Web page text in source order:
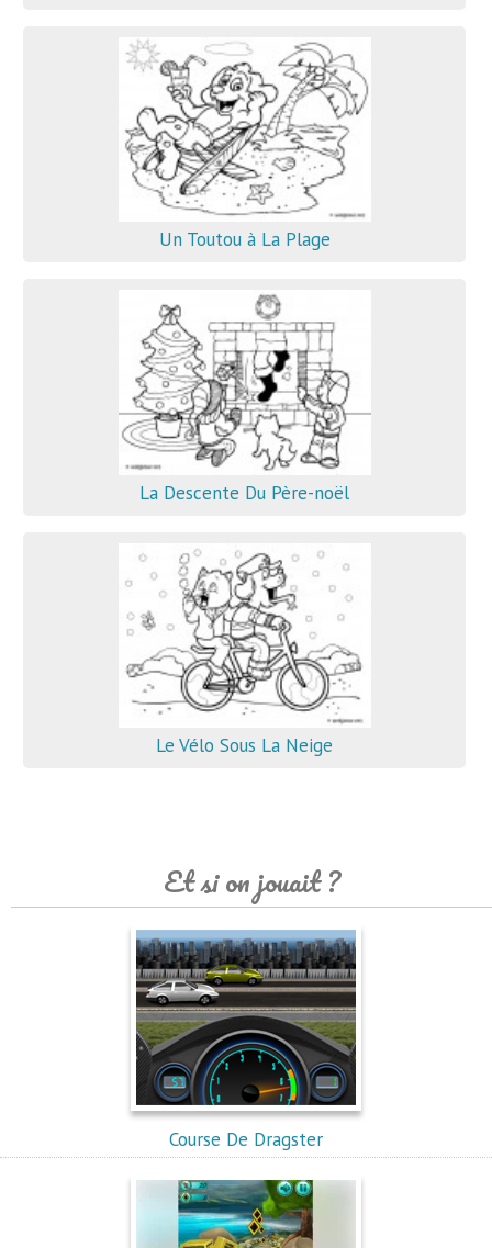
Un Toutou à La Plage
La Descente Du Père-noël
Le Vélo Sous La Neige
Et si on jouait ?
Course De Dragster